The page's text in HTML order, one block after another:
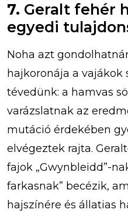
7. Geralt fehér
egyedi
Noha azt
hajkoronája a vajákok
tévedünk: a hamvas
varázslatnak az
mutáció érdekében
elvégeztek rajta.
fajok „Gwynbleidd”-
farkasnak” becézik,
hajszínére és állatias